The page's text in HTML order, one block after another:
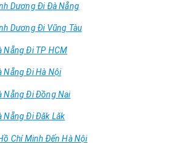
Dương Đi Đà Nẵng
Dương Đi Vũng Tàu
Nẵng Đi TP HCM
Nẵng Đi Hà Nội
Nẵng Đi Đồng Nai
Nẵng Đi Đăk Lăk
Chí Minh Đến Hà Nội